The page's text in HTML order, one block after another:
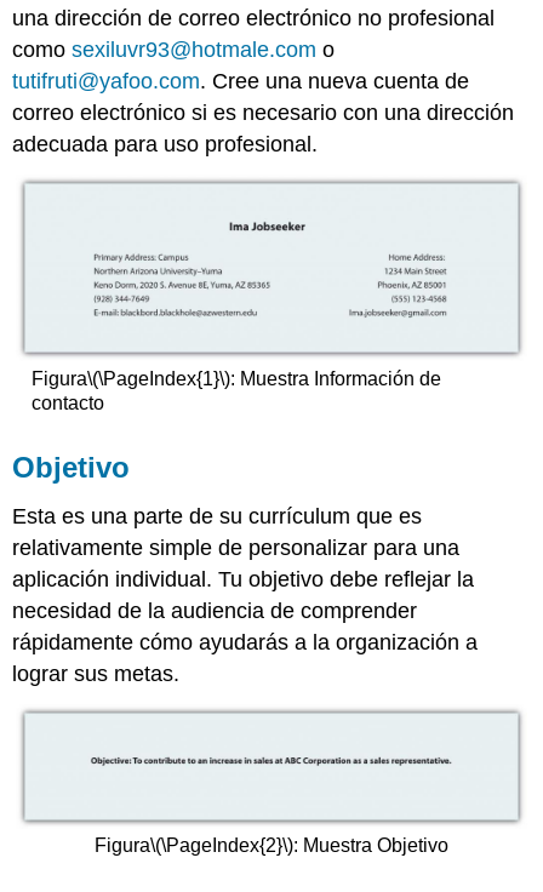
una dirección de correo electrónico no profesional
comosexiluvr93@hotmale.com o
tutifruti@yafoo.com. Cree una nueva cuenta de
correo electrónico si es necesario con una dirección
adecuada para uso profesional.
Figura\(\PageIndex{1}\): Muestra Información de
contacto
Objetivo
Esta es una parte de su currículum que es
relativamente simple de personalizar para una
aplicación individual. Tu objetivo debe reflejar la
necesidad de la audiencia de comprender
rápidamente cómo ayudarás a la organización a
lograr sus metas.
Figura\(\PageIndex{2}\): Muestra Objetivo